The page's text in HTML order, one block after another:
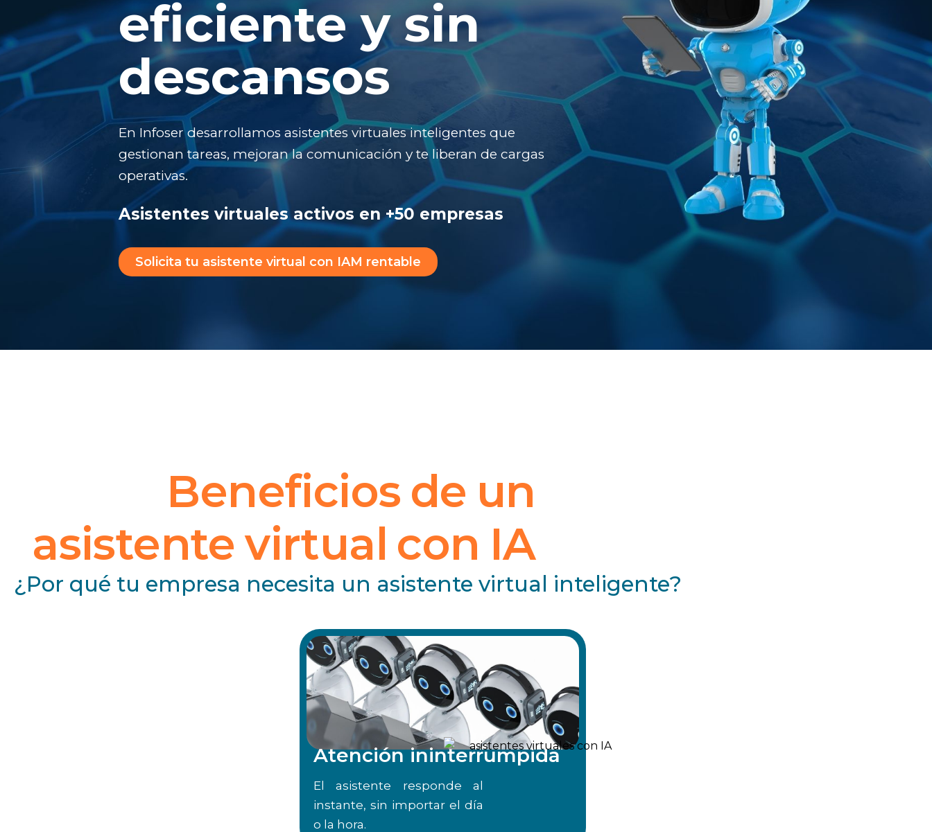
eficiente y sin
descansos
En Infoser desarrollamos asistentes virtuales inteligentes que
gestionan tareas, mejoran la comunicación y te liberan de cargas
operativas.
Asistentes virtuales activos en +50 empresas
Solicita tu asistente virtual con IAM rentable
Beneficios de un
asistente virtual con IA
¿Por qué tu empresa necesita un asistente virtual inteligente?
Atención ininterrumpida
El asistente responde al
instante, sin importar el día
o la hora.